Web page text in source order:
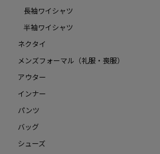
長袖ワイシャツ
半袖ワイシャツ
ネクタイ
メンズフォーマル（礼服・喪服）
アウター
インナー
パンツ
バッグ
シューズ